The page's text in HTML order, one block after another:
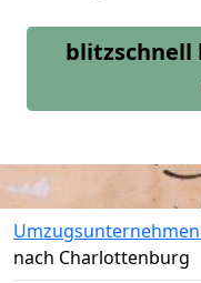
blitzschnell
nach Charlottenburg